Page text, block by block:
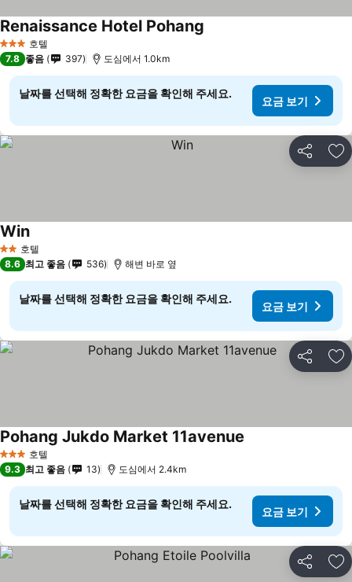
3 성급 호텔
Renaissance Hotel Pohang
7.8 좋음 397 도심에서 1.0km
날짜를 선택해 정확한 요금을 확인해 주세요.
요금 보기
공유 즐
2 성급호텔
Win
8.6 최고 좋음 536 해변 바로 옆
날짜를 선택해 정확한 요금을 확인해 주세요.
요금 보기
공유 즐
3 성급 호텔
Pohang Jukdo Market 11avenue
9.3 최고 좋음 13 도심에서 2.4km
날짜를 선택해 정확한 요금을 확인해 주세요.
요금 보기
공유 즐